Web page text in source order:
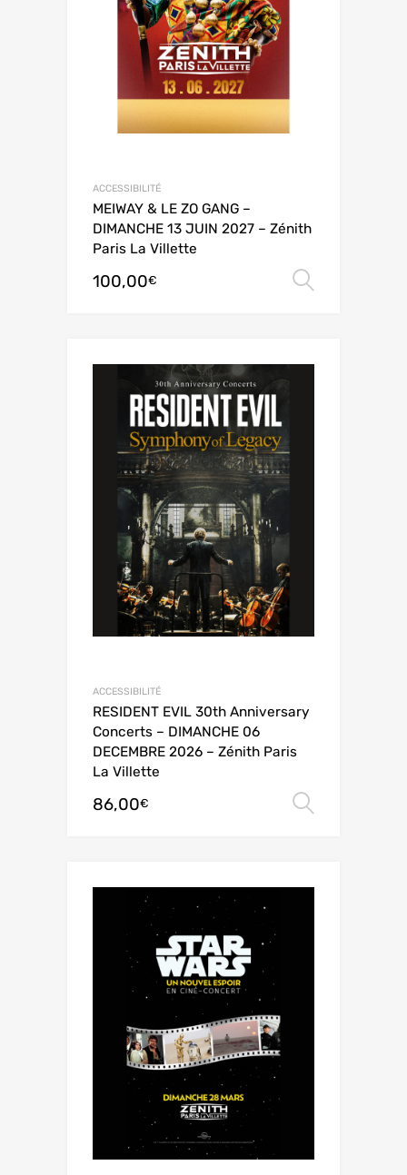
ACCESSIBILITÉ
MEIWAY & LE ZO GANG –
DIMANCHE 13 JUIN 2027 – Zénith
Paris La Villette
100,00€
ACCESSIBILITÉ
RESIDENT EVIL 30th Anniversary
Concerts – DIMANCHE 06
DECEMBRE 2026 – Zénith Paris
La Villette
86,00€